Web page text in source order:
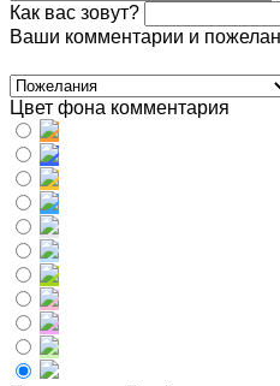
Как вас зовут?
Ваши комментарии и
Цвет фона комментария